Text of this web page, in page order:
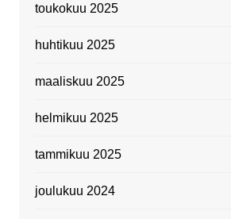
toukokuu 2025
huhtikuu 2025
maaliskuu 2025
helmikuu 2025
tammikuu 2025
joulukuu 2024